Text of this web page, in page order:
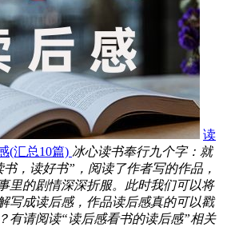
读
(汇总10篇) 冰心读书奉行九个字：就
，读好书”，阅读了作者写的作品，
里的剧情深深折服。此时我们可以将
写成读后感，作品读后感真的可以戳
有请阅读“读后感看书的读后感”相关